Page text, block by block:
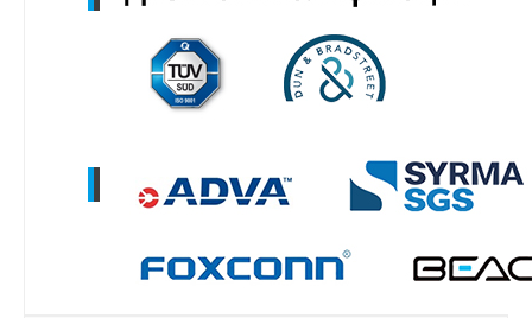
MZ3LO7T6HBLT-00B07
MZ3LO3T8HCJR-00B07
MZ3LO15THBLA-00B07